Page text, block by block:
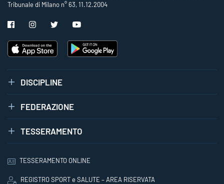
Tribunale di Milano n° 63, 11.12.2004
DISCIPLINE
FEDERAZIONE
TESSERAMENTO
TESSERAMENTO ONLINE
REGISTRO SPORT e SALUTE – AREA RISERVATA